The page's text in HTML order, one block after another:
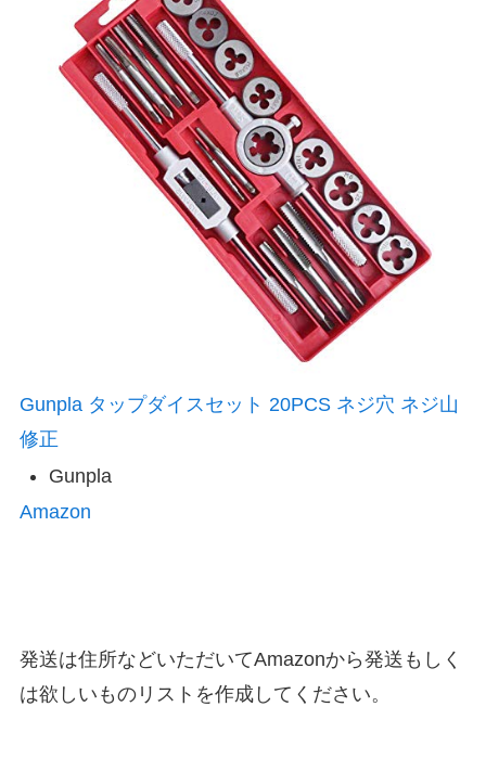
Gunpla タップダイスセット 20PCS ネジ穴 ネジ山
修正
Gunpla
Amazon
発送は住所などいただいてAmazonから発送もしく
は欲しいものリストを作成してください。